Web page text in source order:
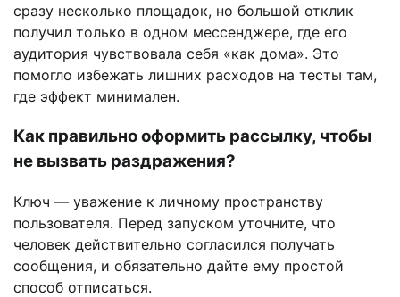
сразу несколько площадок, но большой отклик
получил только в одном мессенджере, где его
аудитория чувствовала себя «как дома». Это
помогло избежать лишних расходов на тесты там,
где эффект минимален.
Как правильно оформить рассылку, чтобы
не вызвать раздражения?
Ключ — уважение к личному пространству
пользователя. Перед запуском уточните, что
человек действительно согласился получать
сообщения, и обязательно дайте ему простой
способ отписаться.